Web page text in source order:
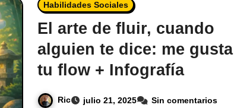
Habilidades Sociales
El arte de fluir, cuando
alguien te dice: me gusta
tu flow + Infografía
Ric julio 21, 2025 Sin comentarios